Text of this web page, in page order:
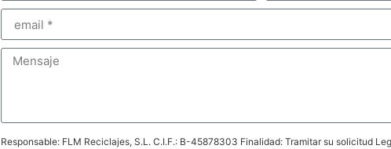
Responsable: FLM Reciclajes, S.L. C.I.F.: B-45878303 Finalidad: Tramitar su solicitud